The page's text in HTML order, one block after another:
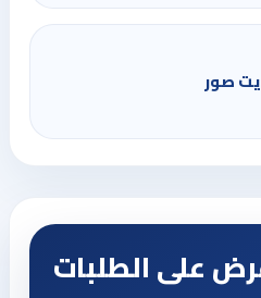
صور
على الطلبات